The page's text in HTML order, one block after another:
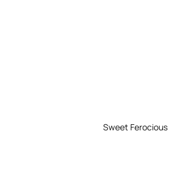
Sweet Ferocious